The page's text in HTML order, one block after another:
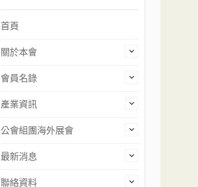
首頁
關於本會
會員名錄
產業資訊
公會組團海外展會
最新消息
聯絡資料